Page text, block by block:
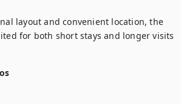
layout and convenient location, the
for both short stays and longer visits